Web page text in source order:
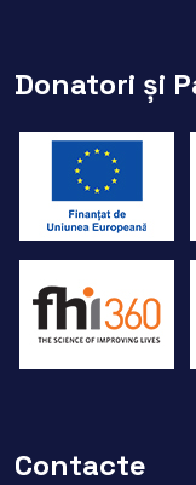
Donatori și
Contacte